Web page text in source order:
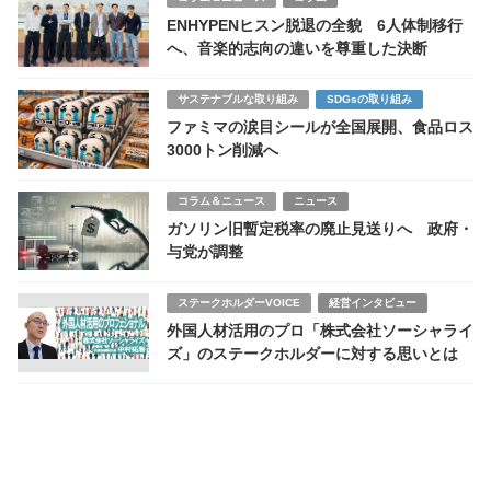
ENHYPENヒスン脱退の全貌 6人体制移行
へ、音楽的志向の違いを尊重した決断
サステナブルな取り組み SDGsの取り組み
ファミマの涙目シールが全国展開、食品ロス
3000トン削減へ
コラム＆ニュース ニュース
ガソリン旧暫定税率の廃止見送りへ 政府・
与党が調整
ステークホルダーVOICE 経営インタビュー
外国人材活用のプロ「株式会社ソーシャライ
ズ」のステークホルダーに対する思いとは